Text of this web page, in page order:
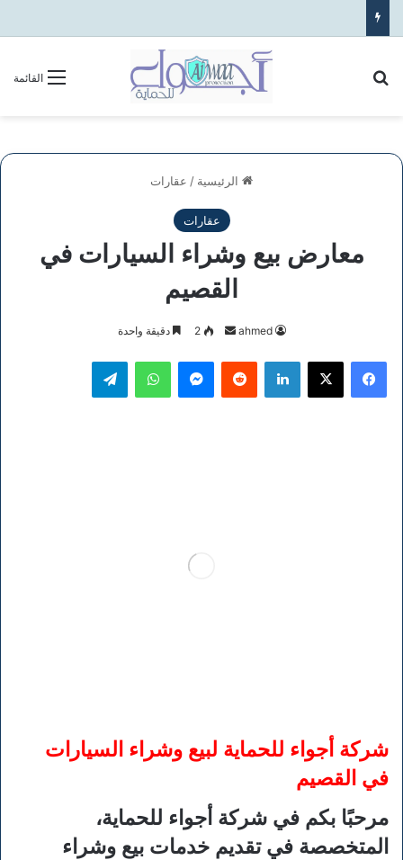
القائمة
الرئيسية / عقارات
عقارات
معارض بيع وشراء السيارات في
القصيم
ahmed
أرسل
إلكترونيا
2 دقيقة واحدة
فيسبوك ‫X لينكدإن ماسنجر واتساب تيلقرام
شركة أجواء للحماية لبيع وشراء السيارات
في القصيم
مرحبًا بكم في شركة أجواء للحماية،
المتخصصة في تقديم خدمات بيع وشراء